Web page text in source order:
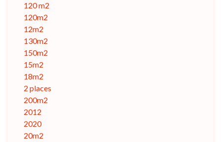
120 m2
120m2
12m2
130m2
150m2
15m2
18m2
2 places
200m2
2012
2020
20m2